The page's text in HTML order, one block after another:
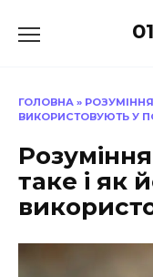
до
ГОЛОВНА »
ВИКОРИСТОВУЮТЬ У
таке і як